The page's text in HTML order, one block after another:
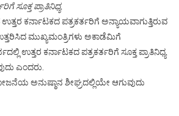
ಸೂಕ್ತ ಪ್ರಾತಿನಿಧ್ಯ
ಕರ್ನಾಟಕದ ಪತ್ರಕರ್ತರಿಗೆ ಅನ್ಯಾಯವಾಗುತ್ತಿರುವ
ಉತ್ತರಿಸಿದ ಮುಖ್ಯಮಂತ್ರಿಗಳು ಅಕಾಡೆಮಿಗೆ
ಉತ್ತರ ಕರ್ನಾಟಕದ ಪತ್ರಕರ್ತರಿಗೆ ಸೂಕ್ತ ಪ್ರಾತಿನಿಧ್ಯ
ಎಂದರು.
ಅನುಷ್ಠಾನ ಶೀಘ್ರದಲ್ಲಿಯೇ ಆಗುವುದು